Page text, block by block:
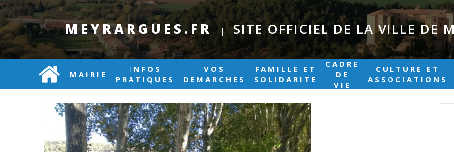
MEYRARGUES.FR | SITE OFFICIEL DE LA VILLE DE
MAIRIE
INFOS
PRATIQUES
VOS
DEMARCHES
FAMILLE ET
SOLIDARITE
CADRE
DE
VIE
CULTURE ET
ASSOCIATIONS